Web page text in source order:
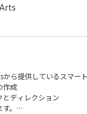
ら提供しているスマー
作成
とディレクション
。